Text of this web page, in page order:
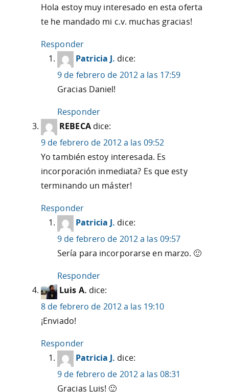
Hola estoy muy interesado en esta oferta
te he mandado mi c.v. muchas gracias!
Responder
Patricia J. dice:
9 de febrero de 2012 a las 17:59
Gracias Daniel!
Responder
REBECA dice:
9 de febrero de 2012 a las 09:52
Yo también estoy interesada. Es
incorporación inmediata? Es que esty
terminando un máster!
Responder
Patricia J. dice:
9 de febrero de 2012 a las 09:57
Sería para incorporarse en marzo. 🙂
Responder
Luis A. dice:
8 de febrero de 2012 a las 19:10
¡Enviado!
Responder
Patricia J. dice:
9 de febrero de 2012 a las 08:31
Gracias Luis! 🙂